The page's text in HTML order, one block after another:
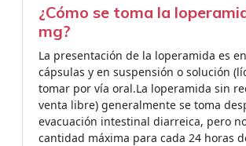
¿Cómo se toma la
mg?
La presentación de la loperamida es
cápsulas y en suspensión o solución
tomar por vía oral.La loperamida sin
venta libre) generalmente se toma
evacuación intestinal diarreica, pero
cantidad máxima para cada 24 horas